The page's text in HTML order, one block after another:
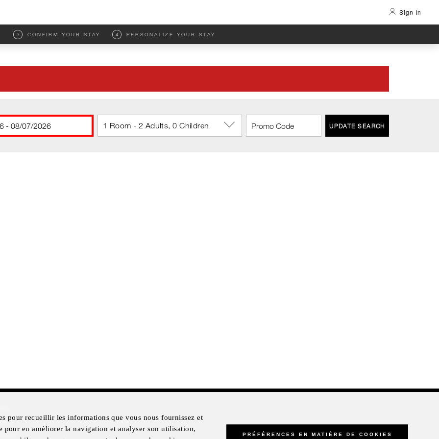
Sign In
3 CONFIRM YOUR STAY 4 PERSONALIZE YOUR STAY
1 Room - 2 Adults, 0 Children UPDATE SEARCH
pour recueillir les informations que vous nous fournissez et
en améliorer la navigation et analyser son utilisation,
PRÉFÉRENCES EN MATIÈRE DE COOKIES